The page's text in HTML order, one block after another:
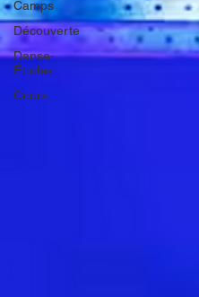
Camps
Découverte
Danse-
Études
Cours